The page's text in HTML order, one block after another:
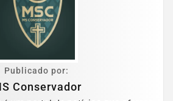
Publicado por:
Conservador